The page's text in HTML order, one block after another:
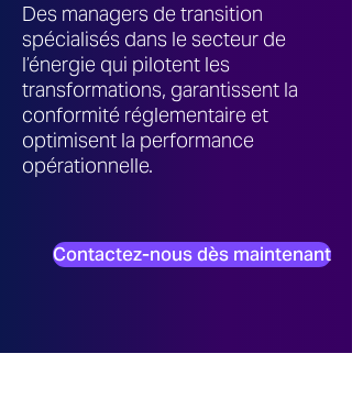
Des managers de transition
spécialisés dans le secteur de
l’énergie qui pilotent les
transformations, garantissent la
conformité réglementaire et
optimisent la performance
opérationnelle.
Contactez-nous dès maintenant